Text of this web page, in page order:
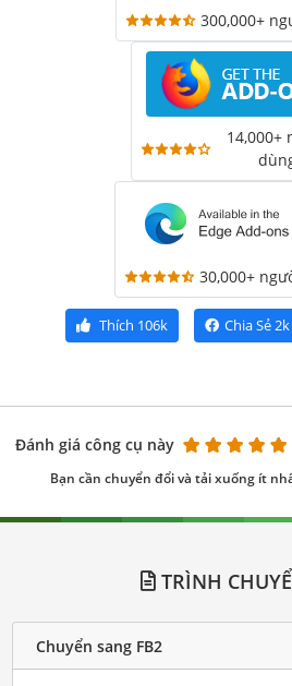
300,000+
14,000+
30,000+
Thích 106k Chia Sẻ2k
Đánh giá công cụ này
Bạn cần chuyển đổi và tải xuống ít
TRÌNH
Chuyển sang FB2